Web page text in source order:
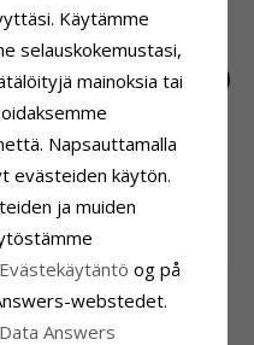
57,-
Ruusunvärinen
kristalli korvarenkaat
hopea
CHANTI hinta
MYÖS
Käytämme
selauskokemustasi,
mainoksia tai
Napsauttamalla
evästeiden käytön.
ja muiden
Evästekäytäntö og på
webstedet.
Answers